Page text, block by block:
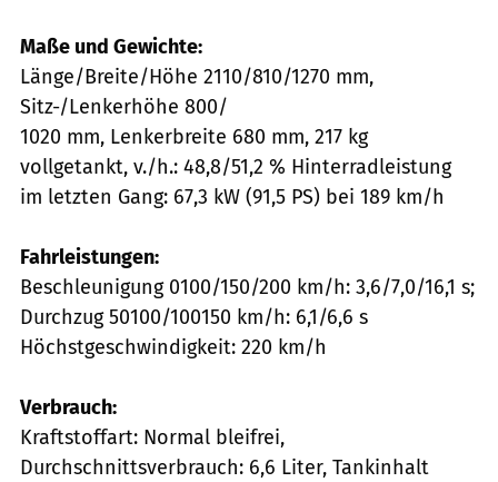
Maße und Gewichte:
Länge/Breite/Höhe 2110/810/1270 mm,
Sitz-/Lenkerhöhe 800/
1020 mm, Lenkerbreite 680 mm, 217 kg
vollgetankt, v./h.: 48,8/51,2 % Hinterradleistung
im letzten Gang: 67,3 kW (91,5 PS) bei 189 km/h
Fahrleistungen:
Beschleunigung 0100/150/200 km/h: 3,6/7,0/16,1 s;
Durchzug 50100/100150 km/h: 6,1/6,6 s
Höchstgeschwindigkeit: 220 km/h
Verbrauch:
Kraftstoffart: Normal bleifrei,
Durchschnittsverbrauch: 6,6 Liter, Tankinhalt